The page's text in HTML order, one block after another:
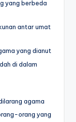
yang berbeda
antar umat
yang dianut
di dalam
agama
orang yang